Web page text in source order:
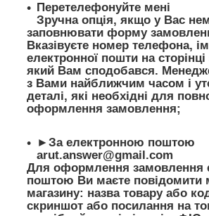
Перетелефонуйте мені
Зручна опція, якщо у Вас
заповнювати форму
Вказівуєте номер телефона,
електронної пошти на
який Вам сподобався.
з Вами найближчим часом і
деталі, які необхідні для
оформлення замовлення;
►За електронною поштою
arut.answer@gmail.com
Для оформлення замовлення
поштою Ви маєте повідомити
магазину: назва товару або
скриншот або посилання на